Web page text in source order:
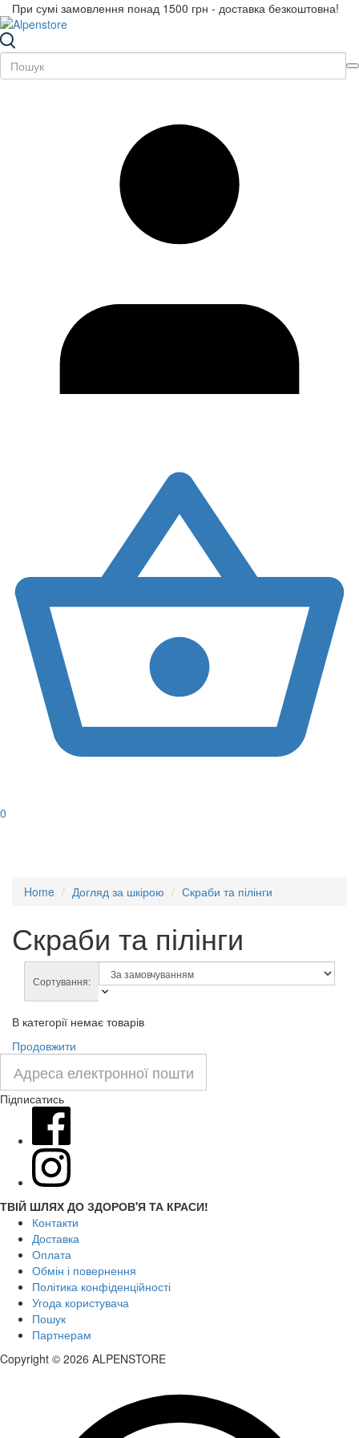
При сумі замовлення понад 1500 грн - доставка безкоштовна!
0
Home Догляд за шкірою Скраби та пілінги
Скраби та пілінги
Сортування:
В категорії немає товарів
Продовжити
Підписатись
ТВІЙ ШЛЯХ ДО ЗДОРОВ'Я ТА КРАСИ!
Контакти
Доставка
Оплата
Обмін і повернення
Політика конфіденційності
Угода користувача
Пошук
Партнерам
Copyright © 2026 ALPENSTORE